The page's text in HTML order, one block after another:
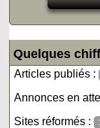
Quelques
Articles publiés :
Annonces en
Sites réformés :